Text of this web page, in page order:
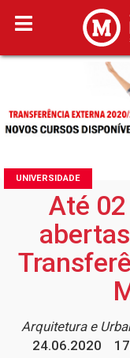
UNIVERSIDADE
Até
Arquitetura e
24.06.2020